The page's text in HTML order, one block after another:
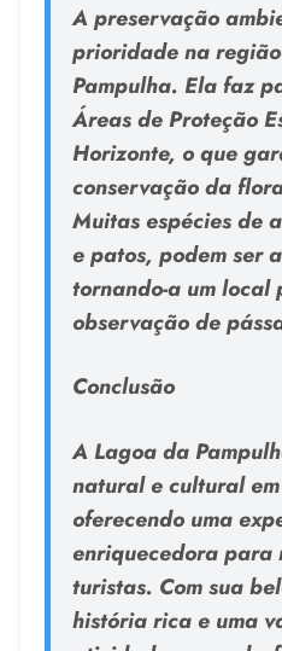
A preservação
prioridade na
Pampulha. Ela faz
Áreas de Proteção
Horizonte, o que
conservação da
Muitas espécies de
e patos, podem ser
tornando-a um
observação de
Conclusão
A Lagoa da
natural e cultural
oferecendo uma
enriquecedora para
turistas. Com sua
história rica e uma